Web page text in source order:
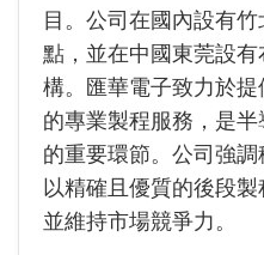
目。公司在國內設有
點，並在中國東莞設
構。匯華電子致力於
的專業製程服務，是
的重要環節。公司強調
以精確且優質的後段製
並維持市場競爭力。